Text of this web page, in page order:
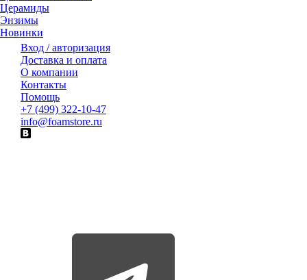
Церамиды
Энзимы
Новинки
Вход / авторизация
Доставка и оплата
О компании
Контакты
Помощь
+7 (499) 322-10-47
info@foamstore.ru